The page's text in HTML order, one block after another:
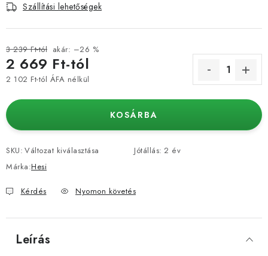
Szállítási lehetőségek
3 239 Ft-tól akár: –26 %
2 669 Ft-tól
2 102 Ft-tól ÁFA nélkül
KOSÁRBA
SKU: Változat kiválasztása
Márka:Hesi
Jótállás: 2 év
Kérdés Nyomon követés
Leírás